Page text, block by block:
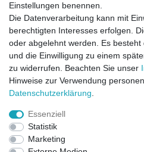
Direktkontakt per
Einstellungen benennen.
Die Datenverarbeitung kann mit
berechtigten Interesses erfolgen.
oder abgelehnt werden. Es
und die Einwilligung zu einem
zu widerrufen. Beachten Sie unser
Hinweise zur Verwendung
Daten­schutz­erklärung
Essenziell
Statistik
Marketing